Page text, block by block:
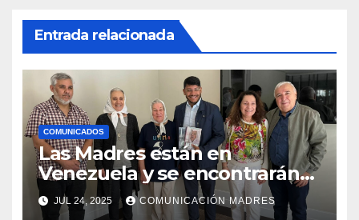
Entrada relacionada
COMUNICADOS
Las Madres están en
Venezuela y se encontrarán
con el presidente Nicolás
Maduro
JUL 24, 2025 COMUNICACIÓN MADRES